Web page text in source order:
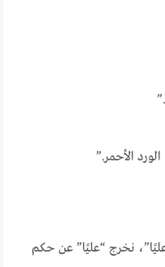
الأحمر.”
نخرج “عليًا” عن حكم